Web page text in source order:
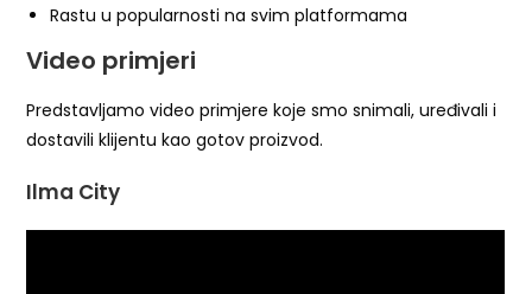
Rastu u popularnosti na svim platformama
Video primjeri
Predstavljamo video primjere koje smo snimali, uređivali i
dostavili klijentu kao gotov proizvod.
Ilma City